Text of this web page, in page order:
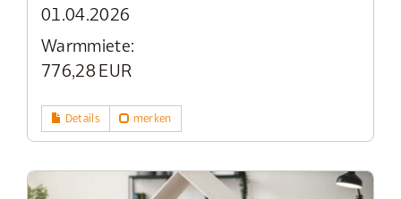
01.04.2026
Warmmiete:
776,28 EUR
Details merken